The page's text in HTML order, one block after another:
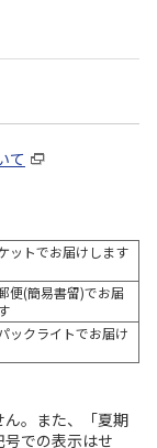
て
ットでお届けします
便(簡易書留)でお届
ックライトでお届け
。また、「夏期
での表示はせ